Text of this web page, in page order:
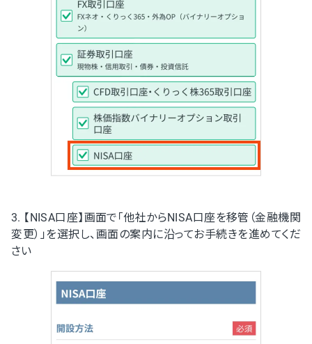
3. 【NISA口座】画面で「他社からNISA口座を移管（金融機関
変更）」を選択し、画面の案内に沿ってお手続きを進めてくだ
さい